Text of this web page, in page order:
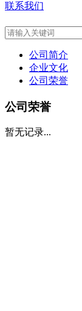
联系我们
公司简介
企业文化
公司荣誉
公司荣誉
暂无记录...